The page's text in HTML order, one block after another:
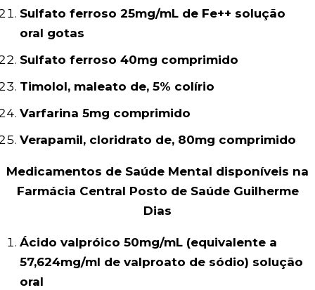
Sulfato ferroso 25mg/mL de Fe++ solução
oral gotas
Sulfato ferroso 40mg comprimido
Timolol, maleato de, 5% colírio
Varfarina 5mg comprimido
Verapamil, cloridrato de, 80mg comprimido
Medicamentos de Saúde Mental disponíveis na
Farmácia Central Posto de Saúde Guilherme
Dias
Ácido valpróico 50mg/mL (equivalente a
57,624mg/ml de valproato de sódio) solução
oral